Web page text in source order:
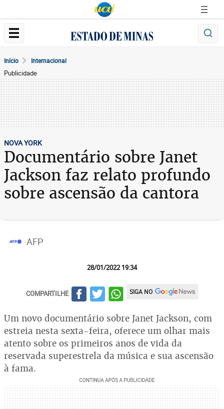
Início Internacional
Publicidade
NOVA YORK
Documentário sobre Janet
Jackson faz relato profundo
sobre ascensão da cantora
AFP
28/01/2022 19:34
COMPARTILHE SIGA NO
Um novo documentário sobre Janet Jackson, com
estreia nesta sexta-feira, oferece um olhar mais
atento sobre os primeiros anos de vida da
reservada superestrela da música e sua ascensão
à fama.